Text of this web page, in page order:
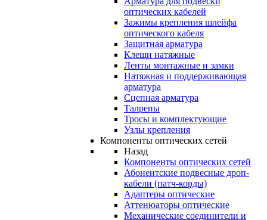
оптических кабелей
Зажимы крепления шлейфа
оптического кабеля
Защитная арматура
Клещи натяжные
Ленты монтажные и замки
Натяжная и поддерживающая
арматура
Сцепная арматура
Талрепы
Тросы и комплектующие
Узлы крепления
Компоненты оптических сетей
Назад
Компоненты оптических сетей
Абонентские подвесные дроп-
кабели (патч-корды)
Адаптеры оптические
Аттенюаторы оптические
Механические соединители и